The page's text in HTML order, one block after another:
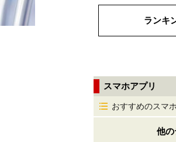
ランキ
スマホアプリ
おすすめのスマ
他の